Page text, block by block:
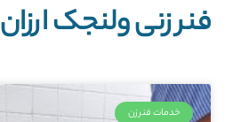
فنر زنی ولنجک ارزان
خدمات فنرزن